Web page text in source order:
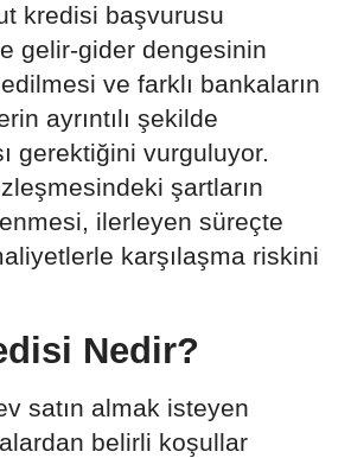
kredisi başvurusu
gelir-gider dengesinin
ve farklı bankaların
ayrıntılı şekilde
gerektiğini vurguluyor.
şartların
ilerleyen süreçte
karşılaşma riskini
Nedir?
satın almak isteyen
belirli koşullar